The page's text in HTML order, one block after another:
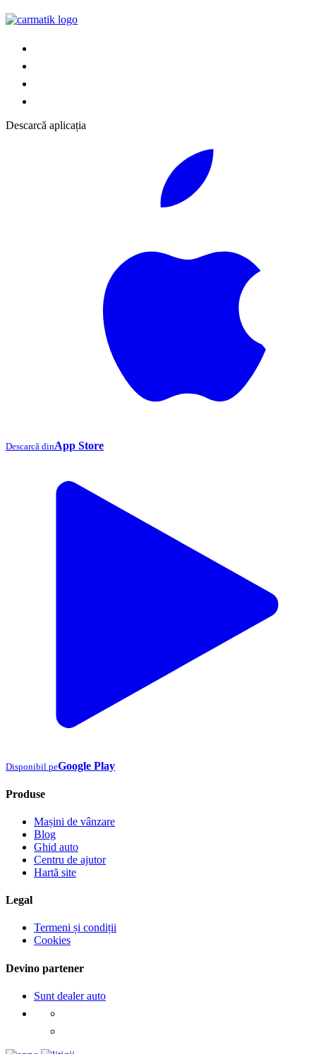
Descarcă aplicația
Descarcă dinApp Store
Disponibil peGoogle Play
Produse
Mașini de vânzare
Blog
Ghid auto
Centru de ajutor
Hartă site
Legal
Termeni și condiții
Cookies
Devino partener
Sunt dealer auto